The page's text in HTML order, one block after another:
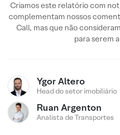
Criamos este relatório com
complementam nossos
Call, mas que não
para serem
Ygor Altero
Head do setor imobiliário
Ruan Argenton
Analista de Transportes